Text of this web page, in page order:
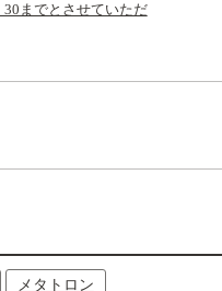
までとさせていただ
メタトロン